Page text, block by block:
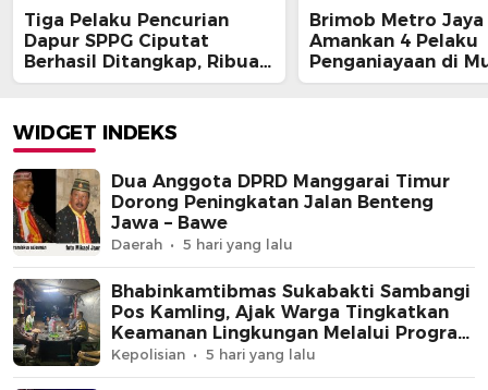
Tiga Pelaku Pencurian
Dapur SPPG Ciputat
Berhasil Ditangkap, Ribuan
Ompreng Jadi Sasaran
Brimob Metro Jaya
Amankan 4 Pelaku
Penganiayaan di
Jaya Bekasi
WIDGET INDEKS
Dua Anggota DPRD Manggarai Timur
Dorong Peningkatan Jalan Benteng
Jawa – Bawe
Daerah 5 hari yang lalu
Bhabinkamtibmas Sukabakti Sambangi
Pos Kamling, Ajak Warga Tingkatkan
Keamanan Lingkungan Melalui Program
Jaga Jakarta+
Kepolisian 5 hari yang lalu